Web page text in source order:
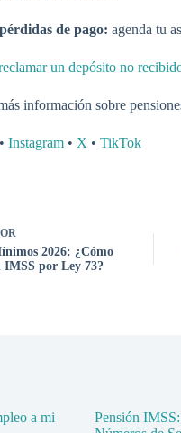
de pago: agenda tu
un depósito no
información sobre
• Instagram • X • TikTok
2026: ¿Cómo
IMSS por Ley 73?
a mi
Pensión